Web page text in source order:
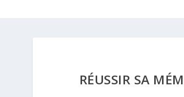
RÉUSSIR SA